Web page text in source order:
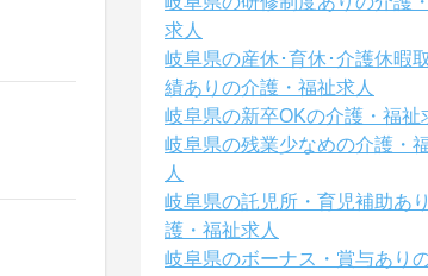
求人
岐阜県の産休･育休･介護休暇
績ありの介護・福祉求人
岐阜県の新卒OKの介護・福祉
岐阜県の残業少なめの介護・
人
岐阜県の託児所・育児補助あ
護・福祉求人
岐阜県のボーナス・賞与あり